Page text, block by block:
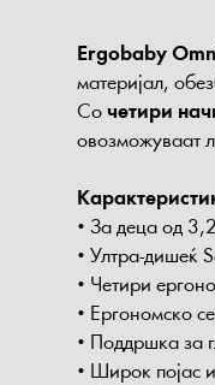
Ergobaby
материјал,
Со четири
овозможуваат
• За деца од
• Ултра-дишеќ
• Четири
• Ергономско
• Поддршка за
• Широк појас